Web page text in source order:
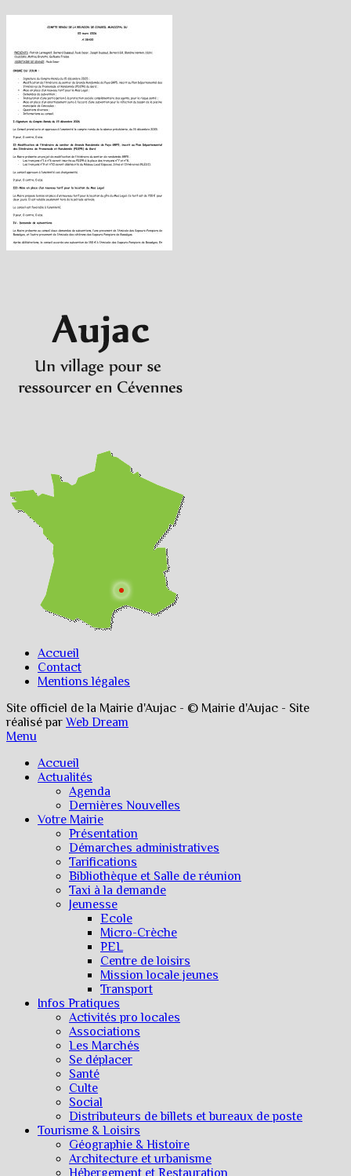
Accueil
Contact
Mentions légales
Site officiel de la Mairie d'Aujac - © Mairie d'Aujac - Site
réalisé parWeb Dream
Menu
Accueil
Actualités
Agenda
Dernières Nouvelles
Votre Mairie
Présentation
Démarches administratives
Tarifications
Bibliothèque et Salle de réunion
Taxi à la demande
Jeunesse
Ecole
Micro-Crèche
PEL
Centre de loisirs
Mission locale jeunes
Transport
Infos Pratiques
Activités pro locales
Associations
Les Marchés
Se déplacer
Santé
Culte
Social
Distributeurs de billets et bureaux de poste
Tourisme & Loisirs
Géographie & Histoire
Architecture et urbanisme
Hébergement et Restauration